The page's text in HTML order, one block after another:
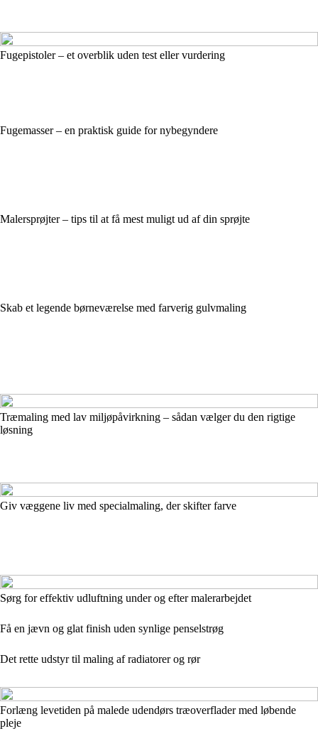
Fugepistoler – et overblik uden test eller vurdering
Fugemasser – en praktisk guide for nybegyndere
Malersprøjter – tips til at få mest muligt ud af din sprøjte
Skab et legende børneværelse med farverig gulvmaling
Træmaling med lav miljøpåvirkning – sådan vælger du den rigtige
løsning
Giv væggene liv med specialmaling, der skifter farve
Sørg for effektiv udluftning under og efter malerarbejdet
Få en jævn og glat finish uden synlige penselstrøg
Det rette udstyr til maling af radiatorer og rør
Forlæng levetiden på malede udendørs træoverflader med løbende
pleje